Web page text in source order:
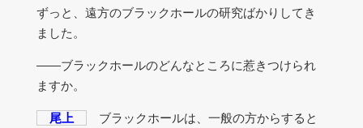
ずっと、遠方のブラックホールの研究ばかりしてき
ました。
――ブラックホールのどんなところに惹きつけられ
ますか。
尾上
ブラックホールは、一般の方からすると